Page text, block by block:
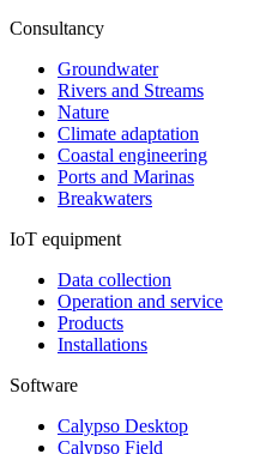
Consultancy
Groundwater
Rivers and Streams
Nature
Climate adaptation
Coastal engineering
Ports and Marinas
Breakwaters
IoT equipment
Data collection
Operation and service
Products
Installations
Software
Calypso Desktop
Calypso Field